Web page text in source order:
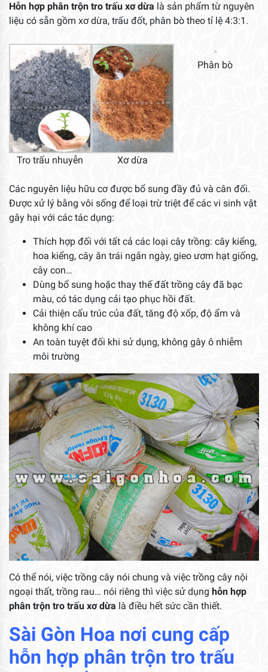
Hỗn hợp phân trộn tro trấu xơ dừa là sản phẩm từ nguyên
liệu có sẵn gồm xơ dừa, trấu đốt, phân bò theo tỉ lệ 4:3:1.
Tro trấu nhuyễn Xơ dừa
Phân bò
Các nguyên liệu hữu cơ được bổ sung đầy đủ và cân đối.
Được xử lý bằng vôi sống để loại trừ triệt để các vi sinh vật
gây hại với các tác dụng:
Thích hợp đối với tất cả các loại cây trồng: cây kiểng,
hoa kiểng, cây ăn trái ngắn ngày, gieo ươm hạt giống,
cây con…
Dùng bổ sung hoặc thay thế đất trồng cây đã bạc
màu, có tác dụng cải tạo phục hồi đất.
Cải thiện cấu trúc của đất, tăng độ xốp, độ ẩm và
không khí cao
An toàn tuyệt đối khi sử dụng, không gây ô nhiễm
môi trường
Có thể nói, việc trồng cây nói chung và việc trồng cây nội
ngoại thất, trồng rau… nói riêng thì việc sử dụng hỗn hợp
phân trộn tro trấu xơ dừa là điều hết sức cần thiết.
Sài Gòn Hoa nơi cung cấp
hỗn hợp phân trộn tro trấu